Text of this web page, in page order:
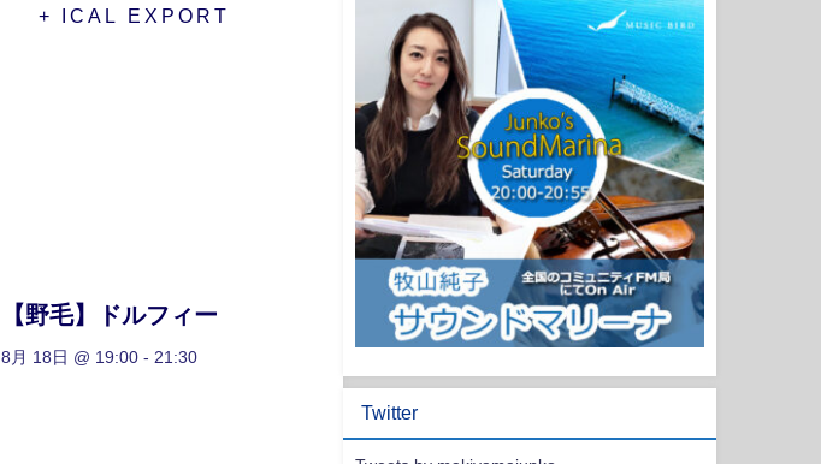
+ ICAL EXPORT
【野毛】ドルフィー
8月 18日 @ 19:00 - 21:30
Twitter